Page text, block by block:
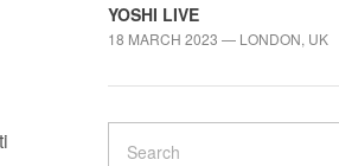
YOSHI LIVE
18 MARCH 2023 — LONDON, UK